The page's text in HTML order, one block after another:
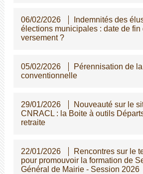
06/02/2026
Indemnités des
élections municipales : date de fin
versement ?
05/02/2026
Pérennisation de
conventionnelle
29/01/2026
Nouveauté sur le
CNRACL : la Boite à outils
retraite
22/01/2026
Rencontres sur le
pour promouvoir la formation de
Général de Mairie - Session 2026